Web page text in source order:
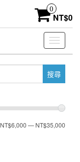
0
NT$0
Toggle
最最
NT$6,000—NT$35,000